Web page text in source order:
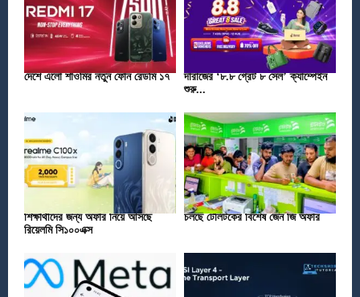
দেশে এলো শাওমির নতুন ফোন রেডমি ১৭
দারাজের ‘৮.৮ গ্রেট ৮ সেল’ ক্যাম্পেইন
শুরু...
শিক্ষার্থীদের জন্য অফার নিয়ে আসছে
রিয়েলমি সি১০০এক্স
চলছে টেলিটকের বিশেষ জেন জি অফার